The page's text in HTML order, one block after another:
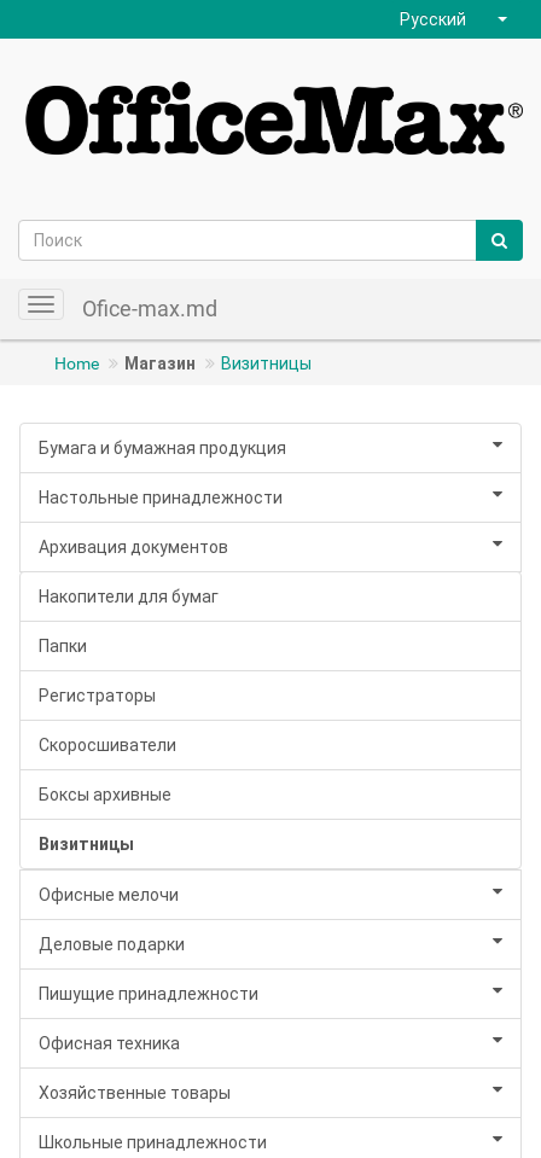
Русский
ToggleOfice-max.md
Home Магазин Визитницы
Бумага и бумажная продукция
Настольные принадлежности
Архивация документов
Накопители для бумаг
Папки
Регистраторы
Скоросшиватели
Боксы архивные
Визитницы
Офисные мелочи
Деловые подарки
Пишущие принадлежности
Офисная техника
Хозяйственные товары
Школьные принадлежности